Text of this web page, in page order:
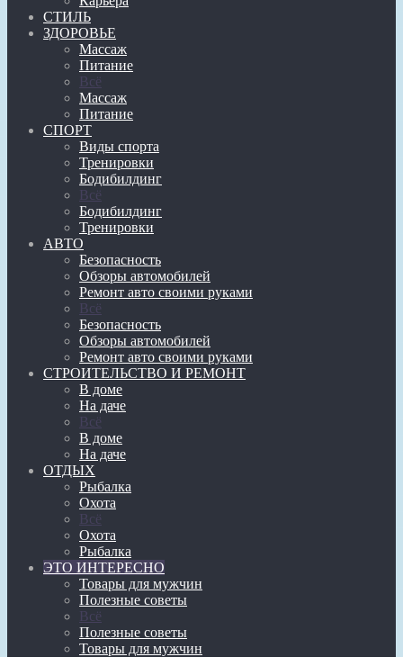
СТИЛЬ
ЗДОРОВЬЕ
Массаж
Питание
Всё
Массаж
Питание
СПОРТ
Виды спорта
Тренировки
Бодибилдинг
Всё
Бодибилдинг
Тренировки
АВТО
Безопасность
Обзоры автомобилей
Ремонт авто своими руками
Всё
Безопасность
Обзоры автомобилей
Ремонт авто своими руками
СТРОИТЕЛЬСТВО И РЕМОНТ
В доме
На даче
Всё
В доме
На даче
ОТДЫХ
Рыбалка
Охота
Всё
Охота
Рыбалка
ЭТО ИНТЕРЕСНО
Товары для мужчин
Полезные советы
Всё
Полезные советы
Товары для мужчин